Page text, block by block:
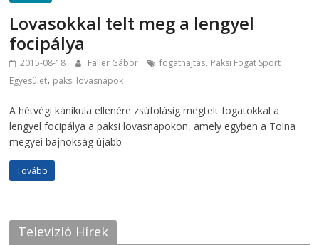
Lovasokkal telt meg a lengyel
focipálya
2015-08-18 Faller Gábor fogathajtás, Paksi Fogat Sport
Egyesület, paksi lovasnapok
A hétvégi kánikula ellenére zsúfolásig megtelt fogatokkal a
lengyel focipálya a paksi lovasnapokon, amely egyben a Tolna
megyei bajnokság újabb
Tovább
Televízió Hírek